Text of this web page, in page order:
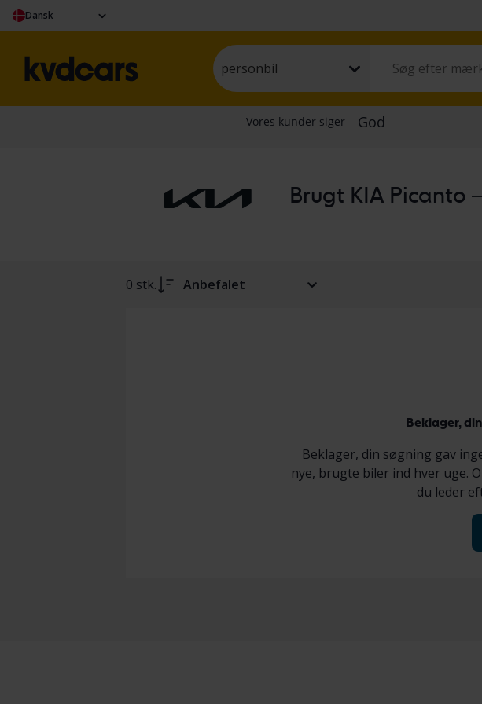
Dansk
personbil
Brugt KIA Picanto
0 stk. Anbefalet
Beklager,
Beklager, din søgning gav
nye, brugte biler ind hver uge.
du leder